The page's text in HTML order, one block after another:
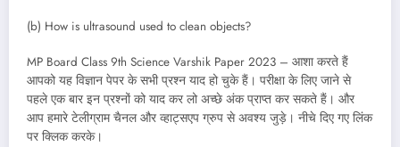
(b) How is ultrasound used to clean objects?
MP Board Class 9th Science Varshik Paper 2023 – आशा करते हैं
आपको यह विज्ञान पेपर के सभी प्रश्न याद हो चुके हैं। परीक्षा के लिए जाने से
पहले एक बार इन प्रश्नों को याद कर लो अच्छे अंक प्राप्त कर सकते हैं। और
आप हमारे टेलीग्राम चैनल और व्हाट्सएप ग्रुप से अवश्य जुड़े। नीचे दिए गए लिंक
पर क्लिक करके।